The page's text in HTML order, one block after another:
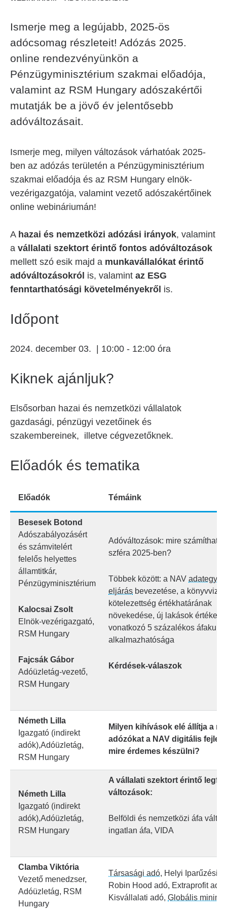
Ismerje meg a legújabb, 2025-ös
adócsomag részleteit! Adózás 2025.
online rendezvényünkön a
Pénzügyminisztérium szakmai előadója,
valamint az RSM Hungary adószakértői
mutatják be a jövő év jelentősebb
adóváltozásait.
Ismerje meg, milyen változások várhatóak 2025-
ben az adózás területén a Pénzügyminisztérium
szakmai előadója és az RSM Hungary elnök-
vezérigazgatója, valamint vezető adószakértőinek
online webináriumán!
A hazai és nemzetközi adózási irányok, valamint
a vállalati szektort érintő fontos adóváltozások
mellett szó esik majd a munkavállalókat érintő
adóváltozásokról is, valamint az ESG
fenntarthatósági követelményekről is.
Időpont
2024. december 03. | 10:00 - 12:00 óra
Kiknek ajánljuk?
Elsősorban hazai és nemzetközi vállalatok
gazdasági, pénzügyi vezetőinek és
szakembereinek, illetve cégvezetőknek.
Előadók és tematika
Előadók Témáink
Besesek Botond
Adószabályozásért
és számvitelért
felelős helyettes
államtitkár,
Pénzügyminisztérium
Kalocsai Zsolt
Elnök-vezérigazgató,
RSM Hungary
Fajcsák Gábor
Adóüzletág-vezető,
RSM Hungary
Adóváltozások: mire számíthat
szféra 2025-ben?
Többek között: a NAV
eljárás bevezetése, a
kötelezettség értékhatárának
növekedése, új lakások
vonatkozó 5 százalékos áfakulcs
alkalmazhatósága
Kérdések-válaszok
Németh Lilla
Igazgató (indirekt
adók),Adóüzletág,
RSM Hungary
Milyen kihívások elé állítja a
adózókat a NAV digitális
mire érdemes készülni?
Németh Lilla
Igazgató (indirekt
adók),Adóüzletág,
RSM Hungary
A vállalati szektort érintő
változások:
Belföldi és nemzetközi áfa
ingatlan áfa, VIDA
Clamba Viktória
Vezető menedzser,
Adóüzletág, RSM
Hungary
Társasági adó, Helyi Iparűzési
Robin Hood adó, Extraprofit
Kisvállalati adó, Globális